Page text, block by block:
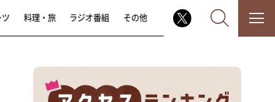
料理・旅 ラジオ番組 その他